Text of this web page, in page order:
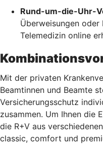
Rund-um-die-Uhr-
Überweisungen oder
Telemedizin online
Mit der privaten
Beamtinnen und Beamte
Versicherungsschutz
zusammen. Um Ihnen die
die R+V aus
classic, comfort und